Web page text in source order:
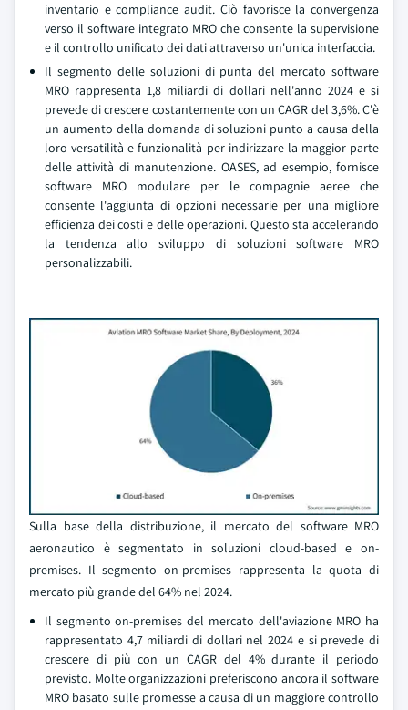
inventario e compliance audit. Ciò favorisce la convergenza
verso il software integrato MRO che consente la supervisione
e il controllo unificato dei dati attraverso un'unica interfaccia.
Il segmento delle soluzioni di punta del mercato software
MRO rappresenta 1,8 miliardi di dollari nell'anno 2024 e si
prevede di crescere costantemente con un CAGR del 3,6%. C'è
un aumento della domanda di soluzioni punto a causa della
loro versatilità e funzionalità per indirizzare la maggior parte
delle attività di manutenzione. OASES, ad esempio, fornisce
software MRO modulare per le compagnie aeree che
consente l'aggiunta di opzioni necessarie per una migliore
efficienza dei costi e delle operazioni. Questo sta accelerando
la tendenza allo sviluppo di soluzioni software MRO
personalizzabili.
Sulla base della distribuzione, il mercato del software MRO
aeronautico è segmentato in soluzioni cloud-based e on-
premises. Il segmento on-premises rappresenta la quota di
mercato più grande del 64% nel 2024.
Il segmento on-premises del mercato dell'aviazione MRO ha
rappresentato 4,7 miliardi di dollari nel 2024 e si prevede di
crescere di più con un CAGR del 4% durante il periodo
previsto. Molte organizzazioni preferiscono ancora il software
MRO basato sulle promesse a causa di un maggiore controllo